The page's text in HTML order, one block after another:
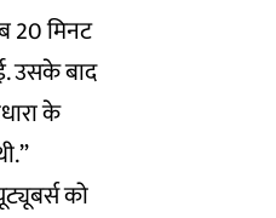
20 मिनट
उसके बाद
के
को